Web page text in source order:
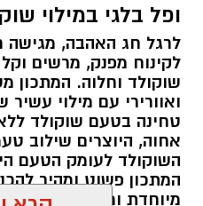
½ פלפל אדום, חתוך
½ פלפל צהוב, חתוך
¼ פלפל ירוק, חתוך
½ בצל קטן קצוץ דק
2 כפות פטרוזיליה קצוצה
2 כפות עירית קצוצה
2 כפות גבינה בולגרית מפוררת (לא חובה)
½ כפית פפריקה
ופל בלגי במילוי
לרגל חג האהבה, מגישה
לקינוח מפנק, מרשים וקל
שוקולד וחלוה. המתכון
ואוורירי עם מילוי
טחינה בטעם שוקולד
אחוה, היוצרים שילוב
השוקולד לעומק הטעם
המתכון פשוט ומהיר
מיוחדת ומתאים לכל מי